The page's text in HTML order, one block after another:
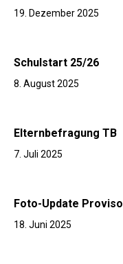
19. Dezember 2025
Schulstart 25/26
8. August 2025
Elternbefragung TB
7. Juli 2025
Foto-Update
18. Juni 2025